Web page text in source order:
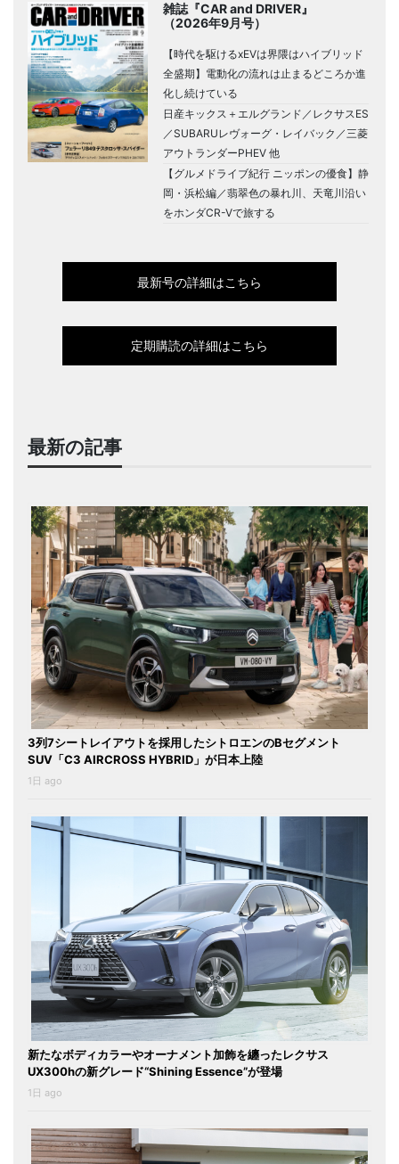
雑誌『CAR and DRIVER』
（2026年9月号）
【時代を駆けるxEVは界隈はハイブリッド
全盛期】電動化の流れは止まるどころか進
化し続けている
日産キックス＋エルグランド／レクサスES
／SUBARUレヴォーグ・レイバック／三菱
アウトランダーPHEV 他
【グルメドライブ紀行 ニッポンの優食】静
岡・浜松編／翡翠色の暴れ川、天竜川沿い
をホンダCR-Vで旅する
最新号の詳細はこちら
定期購読の詳細はこちら
最新の記事
3列7シートレイアウトを採用したシトロエンのBセグメント
SUV「C3 AIRCROSS HYBRID」が日本上陸
1日 ago
新たなボディカラーやオーナメント加飾を纏ったレクサス
UX300hの新グレード“Shining Essence”が登場
1日 ago